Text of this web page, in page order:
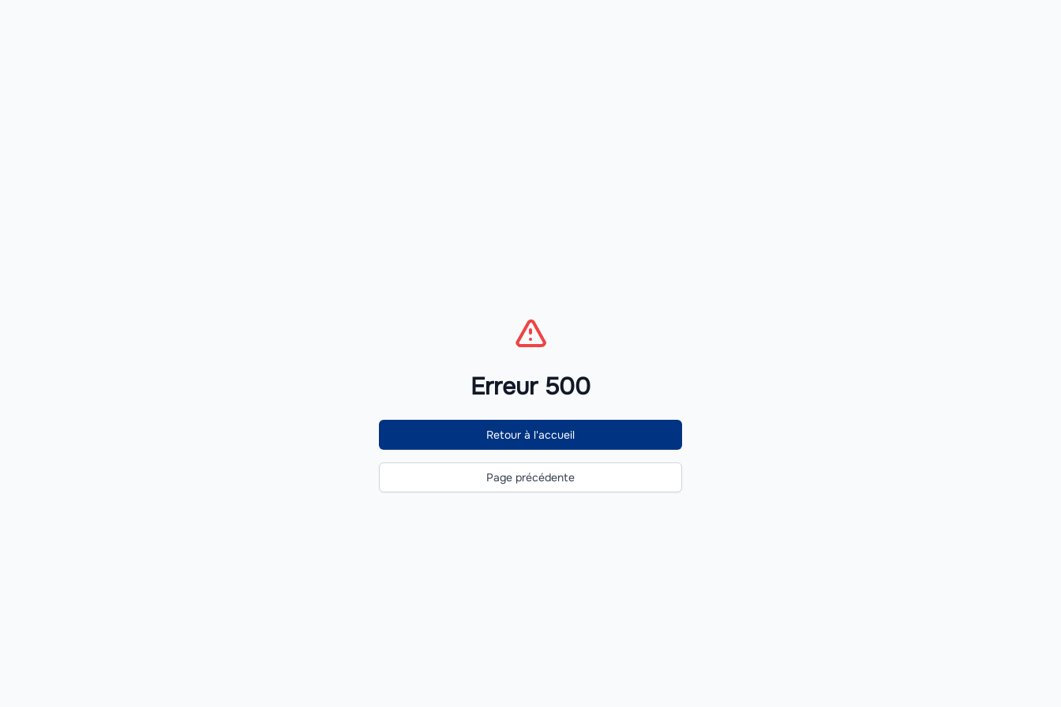
Erreur 500
Retour à l'accueil
Page précédente